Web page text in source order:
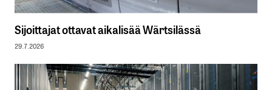
Sijoittajat ottavat aikalisää Wärtsilässä
29.7.2026